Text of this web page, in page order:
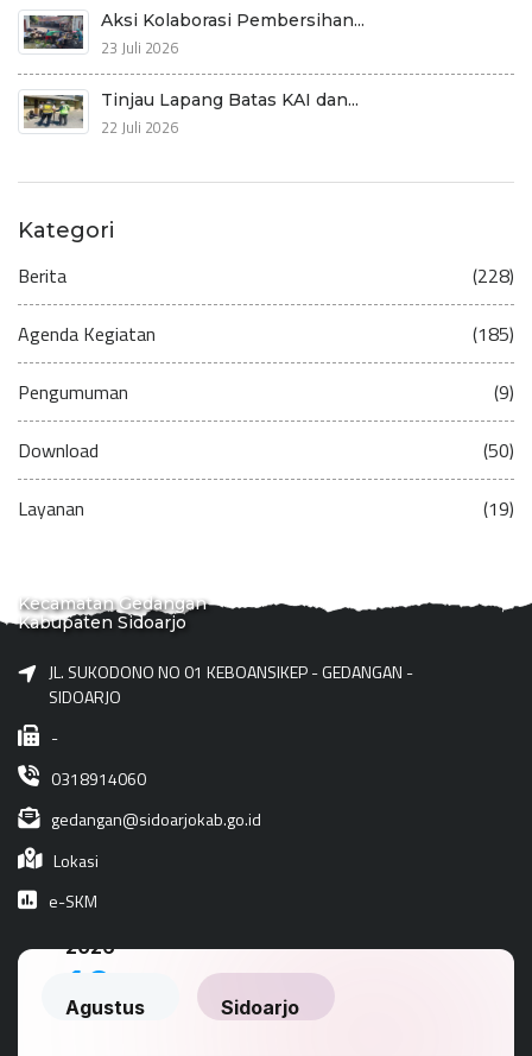
Aksi Kolaborasi Pembersihan...
23 Juli 2026
Tinjau Lapang Batas KAI dan...
22 Juli 2026
Kategori
Berita (228)
Agenda Kegiatan (185)
Pengumuman (9)
Download (50)
Layanan (19)
Kecamatan Gedangan
Kabupaten Sidoarjo
JL. SUKODONO NO 01 KEBOANSIKEP - GEDANGAN -
SIDOARJO
-
0318914060
gedangan@sidoarjokab.go.id
Lokasi
e-SKM